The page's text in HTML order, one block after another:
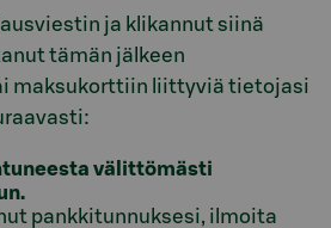
ja klikannut siinä
tämän jälkeen
maksukorttiin liittyviä tietojasi
välittömästi
pankkitunnuksesi, ilmoita